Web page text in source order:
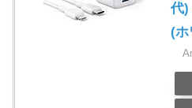
代)
(ホ